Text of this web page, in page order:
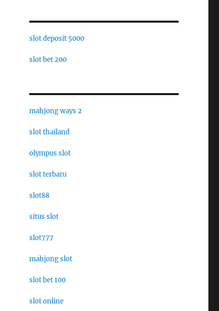
slot deposit 5000
slot bet 200
mahjong ways 2
slot thailand
olympus slot
slot terbaru
slot88
situs slot
slot777
mahjong slot
slot bet 100
slot online